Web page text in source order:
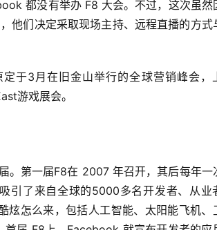
都没有举办 F8 大会。不过，这次虽然
他们决定采取现场主持、远程直播的方式
于3月在旧金山举行的全球营销峰会，
游戏展会。
。第一届F8在 2007 年召开，其后每年一
引了来自全球的5000多名开发者、从业
炫怎么来，包括人工智能、太阳能飞机、